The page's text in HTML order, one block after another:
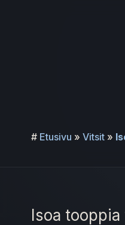
# Etusivu » Vitsit »
Isoa